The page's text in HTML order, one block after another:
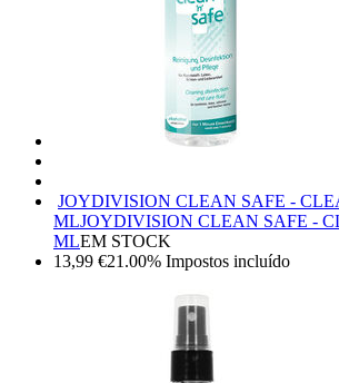
JOYDIVISION CLEAN SAFE -
MLJOYDIVISION CLEAN SAFE -
MLEM STOCK
13,99 €21.00% Impostos incluído